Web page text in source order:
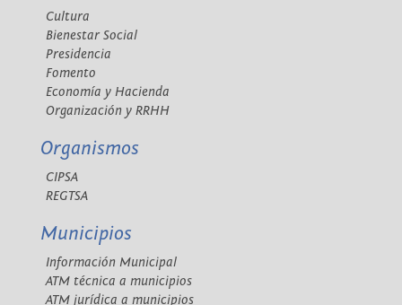
Cultura
Bienestar Social
Presidencia
Fomento
Economía y Hacienda
Organización y RRHH
Organismos
CIPSA
REGTSA
Municipios
Información Municipal
ATM técnica a municipios
ATM jurídica a municipios